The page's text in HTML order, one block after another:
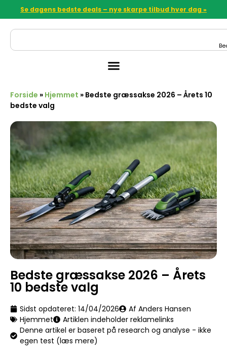
Se dagens bedste deals – nye skarpe tilbud hver dag »
Forside » Hjemmet » Bedste græssakse 2026 – Årets 10
bedste valg
Bedste græssakse 2026 – Årets
10 bedste valg
Sidst opdateret: 14/04/2026
Af Anders Hansen
Hjemmet
Artiklen indeholder reklamelinks
Denne artikel er baseret på research og analyse - ikke
egen test (læs mere)